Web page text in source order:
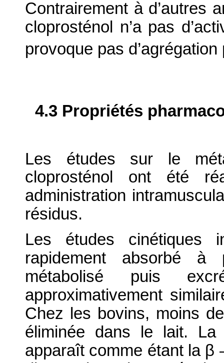
Contrairement à d’autres
cloprosténol n’a pas
provoque pas
4.3 Propriétés
Les études sur le
cloprosténol ont été
administration
résidus.
Les études cinétiques
rapidement absorbé
métabolisé puis
approximativement
Chez les bovins, moins
éliminée dans le lait. La
apparaît comme étant la β